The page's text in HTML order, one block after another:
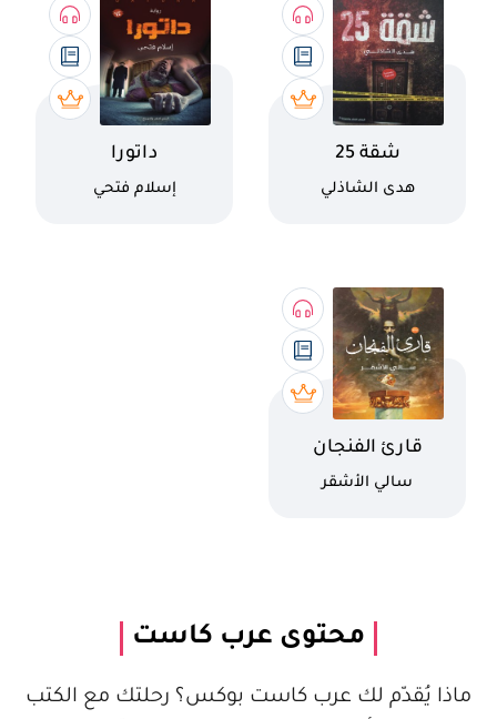
اسم الكتاب
شقة 25
كاتب
هدى الشاذلي
اسم الكتاب
داتورا
كاتب
إسلام فتحي
اسم الكتاب
قارئ الفنجان
كاتب
سالي الأشقر
محتوى عرب كاست
ماذا يُقدّم لك عرب كاست بوكس؟ رحلتك مع الكتب